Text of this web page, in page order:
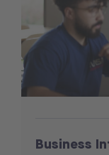
Business